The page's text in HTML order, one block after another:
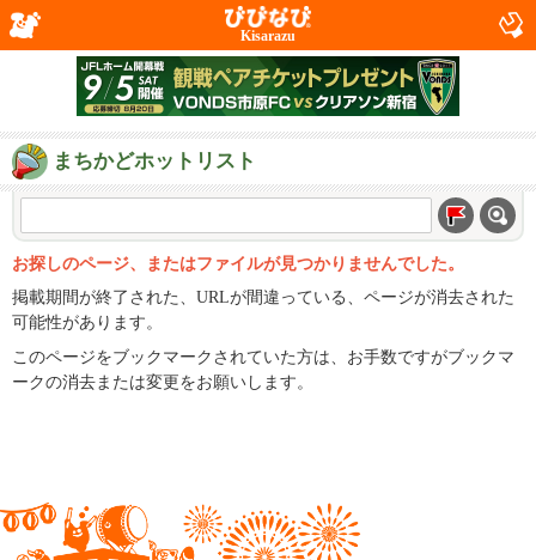
Kisarazu
まちかどホットリスト
お探しのページ、またはファイルが見つかりませんでした。
掲載期間が終了された、URLが間違っている、ページが消去された
可能性があります。
このページをブックマークされていた方は、お手数ですがブックマ
ークの消去または変更をお願いします。